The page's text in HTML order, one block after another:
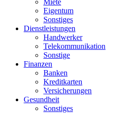
Miete
Eigentum
Sonstiges
Dienstleistungen
Handwerker
Telekommunikation
Sonstige
Finanzen
Banken
Kreditkarten
Versicherungen
Gesundheit
Sonstiges